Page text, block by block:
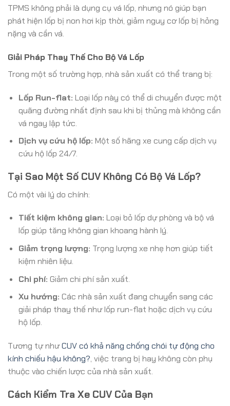
TPMS không phải là dụng cụ vá lốp, nhưng nó giúp bạn
phát hiện lốp bị non hơi kịp thời, giảm nguy cơ lốp bị hỏng
nặng và cần vá.
Giải Pháp Thay Thế Cho Bộ Vá Lốp
Trong một số trường hợp, nhà sản xuất có thể trang bị:
Lốp Run-flat: Loại lốp này có thể di chuyển được một
quãng đường nhất định sau khi bị thủng mà không cần
vá ngay lập tức.
Dịch vụ cứu hộ lốp: Một số hãng xe cung cấp dịch vụ
cứu hộ lốp 24/7.
Tại Sao Một Số CUV Không Có Bộ Vá Lốp?
Có một vài lý do chính:
Tiết kiệm không gian: Loại bỏ lốp dự phòng và bộ vá
lốp giúp tăng không gian khoang hành lý.
Giảm trọng lượng: Trọng lượng xe nhẹ hơn giúp tiết
kiệm nhiên liệu.
Chi phí: Giảm chi phí sản xuất.
Xu hướng: Các nhà sản xuất đang chuyển sang các
giải pháp thay thế như lốp run-flat hoặc dịch vụ cứu
hộ lốp.
Tương tự nhưCUV có khả năng chống chói tự động cho
kính chiếu hậu không?, việc trang bị hay không còn phụ
thuộc vào chiến lược của nhà sản xuất.
Cách Kiểm Tra Xe CUV Của Bạn